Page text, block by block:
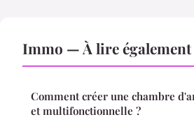
Immo — À lire également
Comment créer une chambre
et multifonctionnelle ?